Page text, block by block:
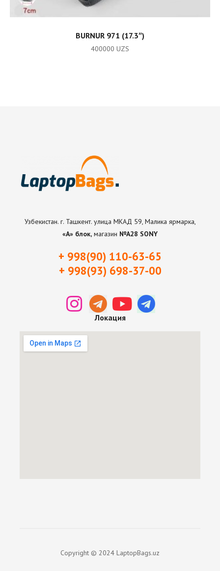
ADD TO CART
BURNUR 971 (17.3″)
400000 UZS
Узбекистан. г. Ташкент. улица МКАД 59, Малика ярмарка,
«А» блок, магазин №А28 SONY
+ 998(90) 110-63-65
+ 998(93) 698-37-00
Локация
Copyright © 2024 LaptopBags.uz